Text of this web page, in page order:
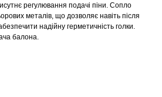
регулювання подачі піни. Сопло
металів, що дозволяє навіть після
надійну герметичність голки.
балона.